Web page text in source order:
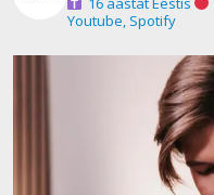
Youtube, Spotify